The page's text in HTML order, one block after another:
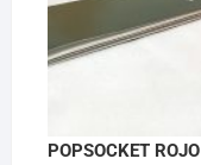
POPSOCKET ROJO